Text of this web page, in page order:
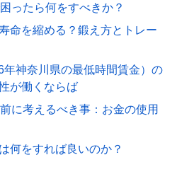
ったら何をすべきか？
命を縮める？鍛え方とトレー
神奈川県の最低時間賃金）の
が働くならば
に考えるべき事：お金の使用
何をすれば良いのか？